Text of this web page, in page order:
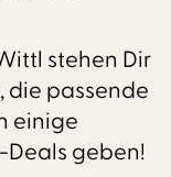
stehen Dir
die passende
einige
geben!